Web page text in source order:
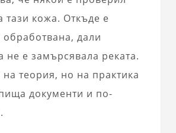
тази кожа. Откъде е
дали
не е замърсявала реката.
теория, но на практика
документи и по-